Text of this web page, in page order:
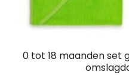
0 tot 18 maanden set